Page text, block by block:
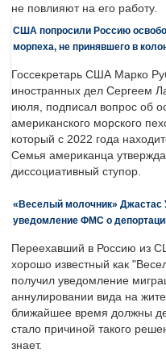
не повлияют на его работу.
США попросили Россию
морпеха, не принявшего в
Госсекретарь США Марко
иностранных дел Сергеем
июля, подписал вопрос об
американского морского
который с 2022 года
Семья американца
диссоциативный ступор.
«Веселый молочник» Джастас
уведомление ФМС о
Переехавший в Россию из
хорошо известный как
получил уведомление
аннулировании вида на
ближайшее время должны
стало причиной такого
знает.